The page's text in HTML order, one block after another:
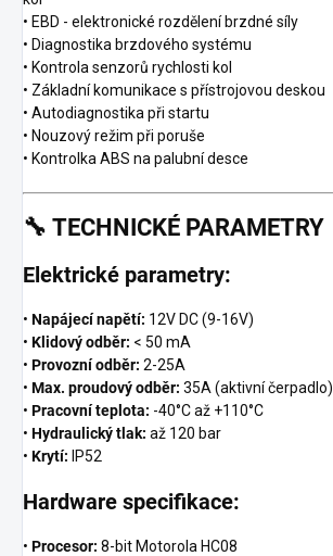
• EBD - elektronické rozdělení brzdné síly
• Diagnostika brzdového systému
• Kontrola senzorů rychlosti kol
• Základní komunikace s přístrojovou deskou
• Autodiagnostika při startu
• Nouzový režim při poruše
• Kontrolka ABS na palubní desce
🔧 TECHNICKÉ PARAMETRY
Elektrické parametry:
• Napájecí napětí: 12V DC (9-16V)
• Klidový odběr: < 50 mA
• Provozní odběr: 2-25A
• Max. proudový odběr: 35A (aktivní čerpadlo)
• Pracovní teplota: -40°C až +110°C
• Hydraulický tlak: až 120 bar
• Krytí: IP52
Hardware specifikace:
• Procesor: 8-bit Motorola HC08